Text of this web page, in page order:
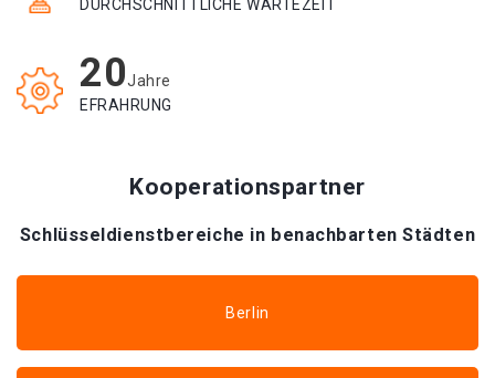
DURCHSCHNITTLICHE WARTEZEIT
20Jahre
EFRAHRUNG
Kooperationspartner
Schlüsseldienstbereiche in benachbarten Städten
Berlin